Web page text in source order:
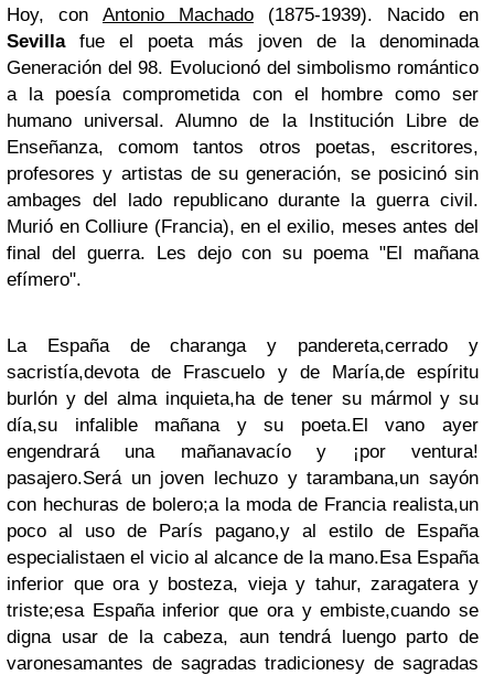
Hoy, con Antonio Machado (1875-1939). Nacido en
Sevillafue el poeta más joven de la denominada
Generación del 98. Evolucionó del simbolismo romántico
a la poesía comprometida con el hombre como ser
humano universal. Alumno de la Institución Libre de
Enseñanza, comom tantos otros poetas, escritores,
profesores y artistas de su generación, se posicinó sin
ambages del lado republicano durante la guerra civil.
Murió en Colliure (Francia), en el exilio, meses antes del
final del guerra. Les dejo con su poema "El mañana
efímero".
La España de charanga y pandereta,cerrado y
sacristía,devota de Frascuelo y de María,de espíritu
burlón y del alma inquieta,ha de tener su mármol y su
día,su infalible mañana y su poeta.El vano ayer
engendrará una mañanavacío y ¡por ventura!
pasajero.Será un joven lechuzo y tarambana,un sayón
con hechuras de bolero;a la moda de Francia realista,un
poco al uso de París pagano,y al estilo de España
especialistaen el vicio al alcance de la mano.Esa España
inferior que ora y bosteza, vieja y tahur, zaragatera y
triste;esa España inferior que ora y embiste,cuando se
digna usar de la cabeza, aun tendrá luengo parto de
varonesamantes de sagradas tradicionesy de sagradas